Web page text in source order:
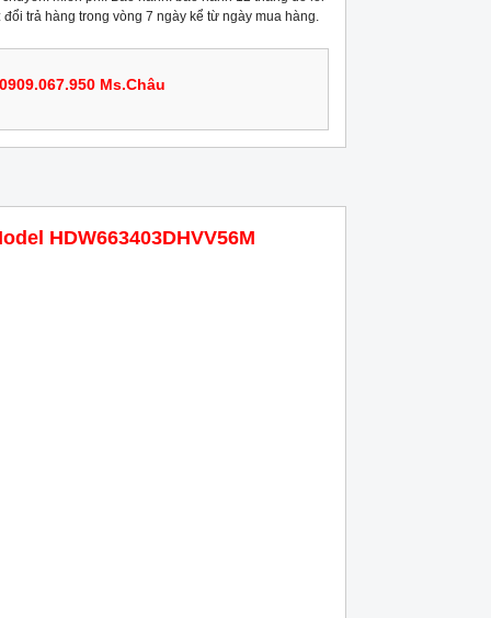
trả hàng trong vòng 7 ngày kể từ ngày mua hàng.
0909.067.950 Ms.Châu
HDW663403DHVV56M